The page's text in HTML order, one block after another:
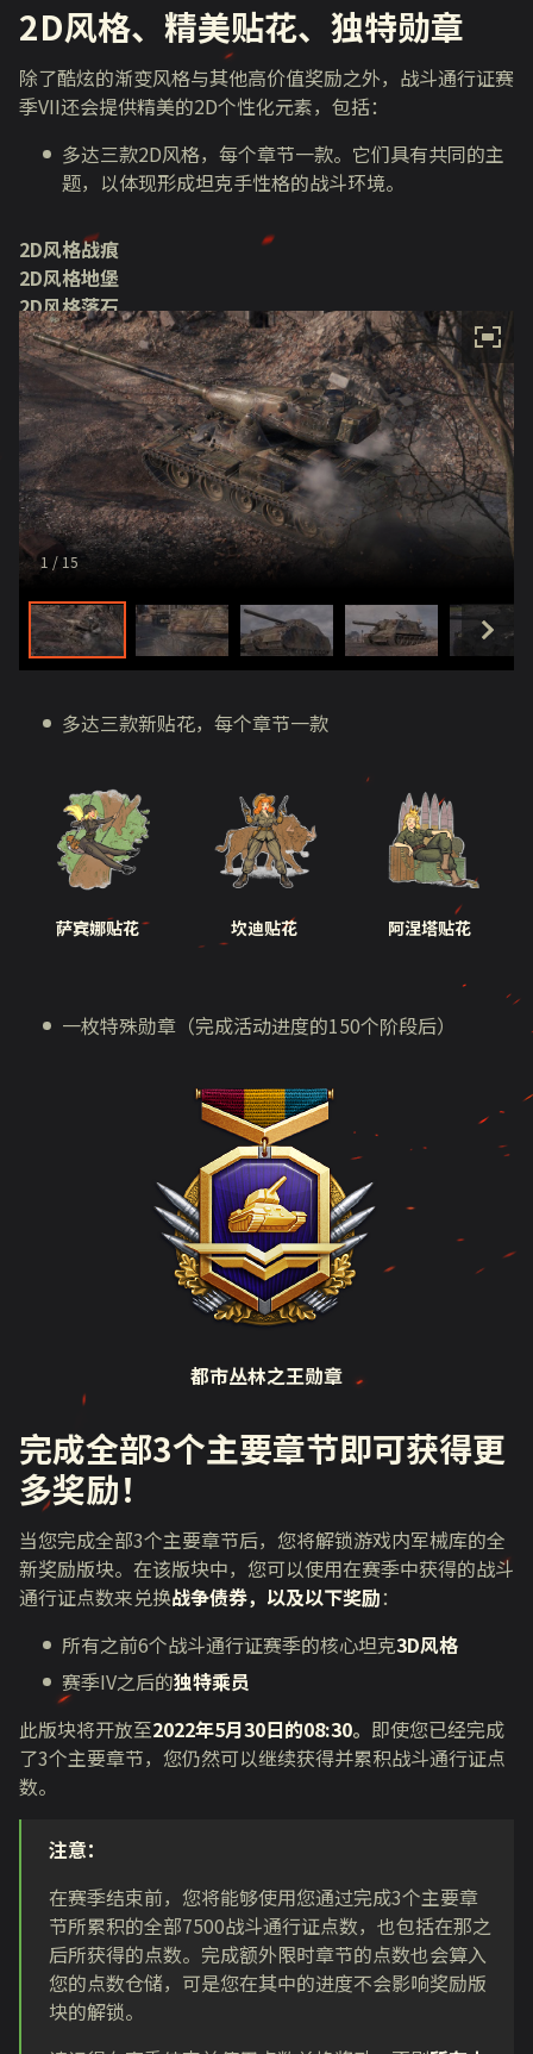
2D风格、精美贴花、独特勋章
除了酷炫的渐变风格与其他高价值奖励之外，战斗通行证赛
季VII还会提供精美的2D个性化元素，包括：
多达三款2D风格，每个章节一款。它们具有共同的主
题，以体现形成坦克手性格的战斗环境。
2D风格战痕
2D风格地堡
2D风格落石
1 / 15
多达三款新贴花，每个章节一款
萨宾娜贴花 坎迪贴花 阿涅塔贴花
一枚特殊勋章（完成活动进度的150个阶段后）
都市丛林之王勋章
完成全部3个主要章节即可获得更
多奖励！
当您完成全部3个主要章节后，您将解锁游戏内军械库的全
新奖励版块。在该版块中，您可以使用在赛季中获得的战斗
通行证点数来兑换战争债券，以及以下奖励：
所有之前6个战斗通行证赛季的核心坦克3D风格
赛季IV之后的独特乘员
此版块将开放至2022年5月30日的08:30。 即使您已经完成
了3个主要章节，您仍然可以继续获得并累积战斗通行证点
数。
注意：
在赛季结束前，您将能够使用您通过完成3个主要章
节所累积的全部7500战斗通行证点数，也包括在那之
后所获得的点数。完成额外限时章节的点数也会算入
您的点数仓储，可是您在其中的进度不会影响奖励版
块的解锁。